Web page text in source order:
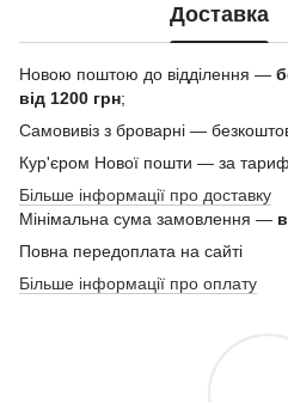
Доставка
Новою поштою до відділення —
від 1200 грн;
Самовивіз з броварні —
Кур'єром Нової пошти — за
Більше інформації про доставку
Мінімальна сума замовлення —
Повна передоплата на сайті
Більше інформації про оплату